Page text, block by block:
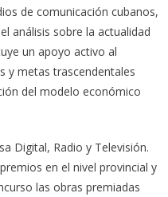
de comunicación cubanos,
análisis sobre la actualidad
un apoyo activo al
y metas trascendentales
del modelo económico
Digital, Radio y Televisión.
en el nivel provincial y
las obras premiadas